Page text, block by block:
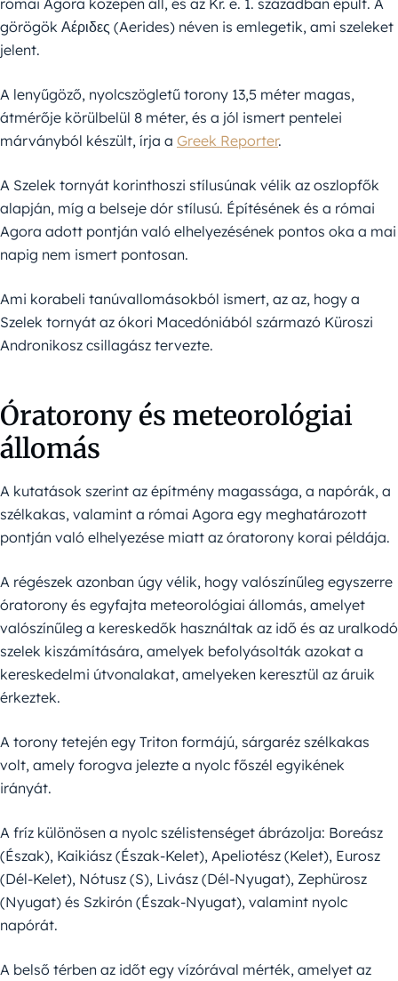
római Agora közepén áll, és az Kr. e. 1. században épült. A
görögök Αέριδες (Aerides) néven is emlegetik, ami szeleket
jelent.
A lenyűgöző, nyolcszögletű torony 13,5 méter magas,
átmérője körülbelül 8 méter, és a jól ismert pentelei
márványból készült, írja a Greek Reporter.
A Szelek tornyát korinthoszi stílusúnak vélik az oszlopfők
alapján, míg a belseje dór stílusú. Építésének és a római
Agora adott pontján való elhelyezésének pontos oka a mai
napig nem ismert pontosan.
Ami korabeli tanúvallomásokból ismert, az az, hogy a
Szelek tornyát az ókori Macedóniából származó Küroszi
Andronikosz csillagász tervezte.
Óratorony és meteorológiai
állomás
A kutatások szerint az építmény magassága, a napórák, a
szélkakas, valamint a római Agora egy meghatározott
pontján való elhelyezése miatt az óratorony korai példája.
A régészek azonban úgy vélik, hogy valószínűleg egyszerre
óratorony és egyfajta meteorológiai állomás, amelyet
valószínűleg a kereskedők használtak az idő és az uralkodó
szelek kiszámítására, amelyek befolyásolták azokat a
kereskedelmi útvonalakat, amelyeken keresztül az áruik
érkeztek.
A torony tetején egy Triton formájú, sárgaréz szélkakas
volt, amely forogva jelezte a nyolc főszél egyikének
irányát.
A fríz különösen a nyolc szélistenséget ábrázolja: Boreász
(Észak), Kaikiász (Észak-Kelet), Apeliotész (Kelet), Eurosz
(Dél-Kelet), Nótusz (S), Livász (Dél-Nyugat), Zephürosz
(Nyugat) és Szkirón (Észak-Nyugat), valamint nyolc
napórát.
A belső térben az időt egy vízórával mérték, amelyet az